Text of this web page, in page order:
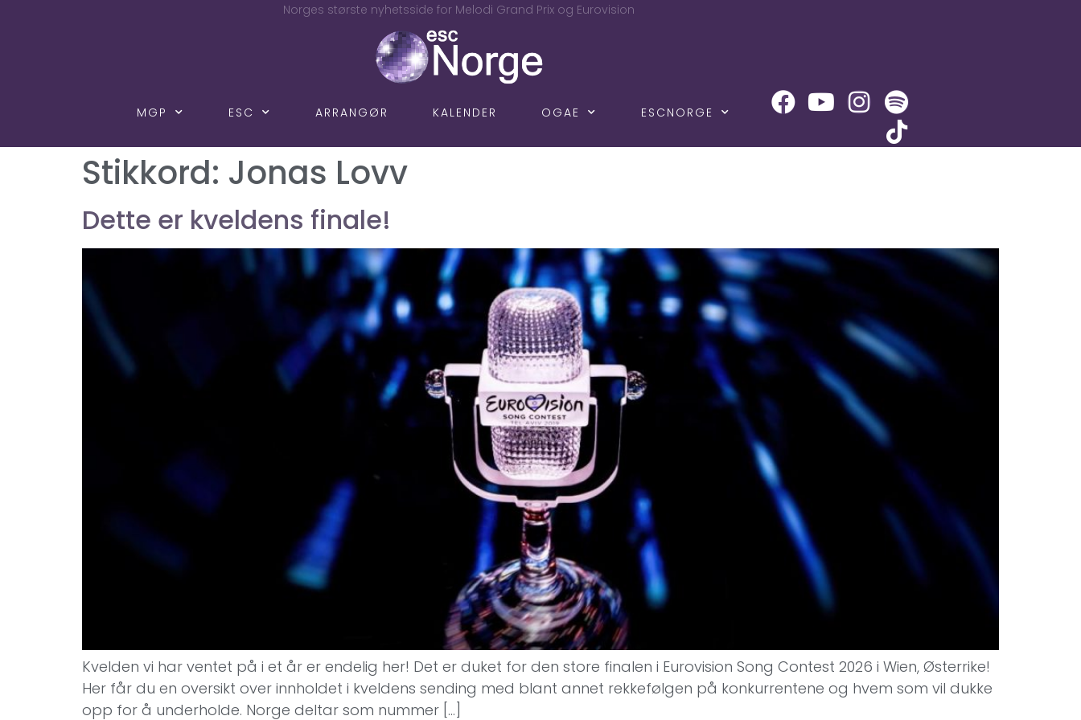
Norges største nyhetsside for Melodi Grand Prix og Eurovision
MGP ESC ARRANGØR KALENDER OGAE ESCNORGE
Stikkord: Jonas Lovv
Dette er kveldens finale!
Kvelden vi har ventet på i et år er endelig her! Det er duket for den store finalen i Eurovision Song Contest 2026 i Wien, Østerrike!
Her får du en oversikt over innholdet i kveldens sending med blant annet rekkefølgen på konkurrentene og hvem som vil dukke
opp for å underholde. Norge deltar som nummer […]